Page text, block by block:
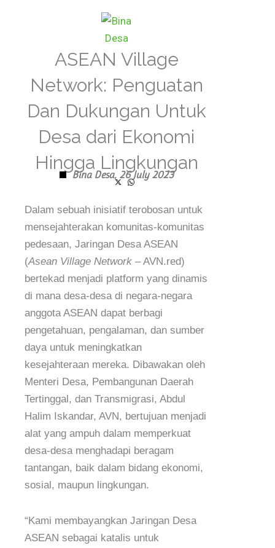
ASEAN Village
Network: Penguatan
Dan Dukungan Untuk
Desa dari Ekonomi
Hingga Lingkungan
Bina Desa, 26 July 2023
Dalam sebuah inisiatif terobosan untuk
mensejahterakan komunitas-komunitas
pedesaan, Jaringan Desa ASEAN
(Asean Village Network – AVN.red)
bertekad menjadi platform yang dinamis
di mana desa-desa di negara-negara
anggota ASEAN dapat berbagi
pengetahuan, pengalaman, dan sumber
daya untuk meningkatkan
kesejahteraan mereka. Dibawakan oleh
Menteri Desa, Pembangunan Daerah
Tertinggal, dan Transmigrasi, Abdul
Halim Iskandar, AVN, bertujuan menjadi
alat yang ampuh dalam memperkuat
desa-desa menghadapi beragam
tantangan, baik dalam bidang ekonomi,
sosial, maupun lingkungan.
“Kami membayangkan Jaringan Desa
ASEAN sebagai katalis untuk